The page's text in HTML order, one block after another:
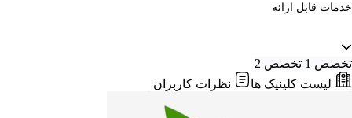
خدمات قابل ارائه
تخصص 1
تخصص 2
لیست کلینیک ها
نظرات کاربران